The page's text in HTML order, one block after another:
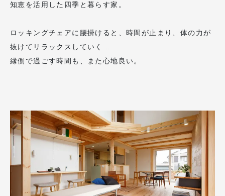
知恵を活用した四季と暮らす家。
ロッキングチェアに腰掛けると、時間が止まり、体の力が
抜けてリラックスしていく…
縁側で過ごす時間も、また心地良い。